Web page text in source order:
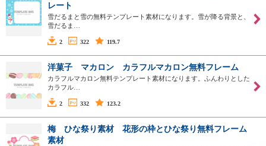
レート
雪だるまと雪の無料テンプレート素材になります。雪が降る背景と、
雪だるま…
2 322 119.7
洋菓子 マカロン カラフルマカロン無料フレーム
カラフルマカロン無料テンプレート素材になります。ふんわりとした
カラフル…
2 332 123.2
梅 ひな祭り素材 花形の枠とひな祭り無料フレーム
素材